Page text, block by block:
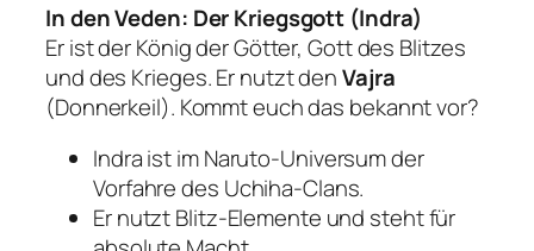
In den Veden: Der Kriegsgott (Indra)
Er ist der König der Götter, Gott des Blitzes
und des Krieges. Er nutzt denVajra
(Donnerkeil). Kommt euch das bekannt vor?
Indra ist imNaruto-Universum der
Vorfahre des Uchiha-Clans.
Er nutzt Blitz-Elemente und steht für